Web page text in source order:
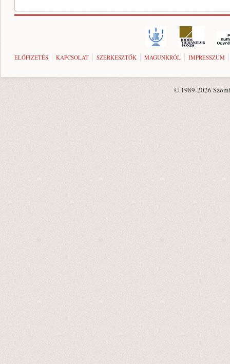
ELŐFIZETÉS KAPCSOLAT SZERKESZTŐK MAGUNKRÓL IMPRESSZUM
© 1989-2026